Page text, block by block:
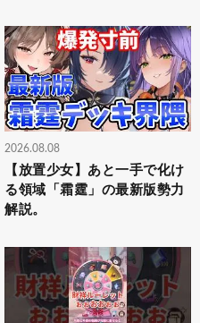
2026.08.08
【放置少女】あと一手で化け
る領域「霜霆」の最新版勢力
解説。